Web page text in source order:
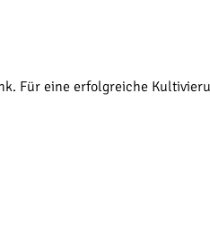
Für eine erfolgreiche